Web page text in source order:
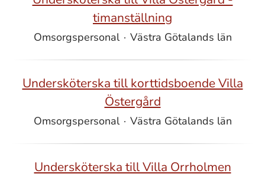
timanställning
Omsorgspersonal · Västra Götalands län
Undersköterska till korttidsboende Villa
Östergård
Omsorgspersonal · Västra Götalands län
Undersköterska till Villa Orrholmen